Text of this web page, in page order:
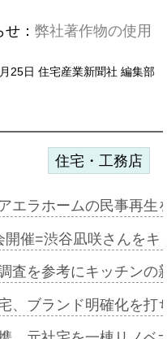
： 弊社著作物の使用
25日 住宅産業新聞社 編集部
住宅・工務店
エラホームの民事再
開催=渋谷凪咲さんを
査を参考にキッチン
、ブランド明確化を